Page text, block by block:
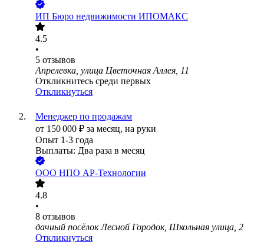
ИП Бюро недвижимости ИПОМАКС
4.5
•
5 отзывов
Апрелевка, улица Цветочная Аллея, 11
Откликнитесь среди первых
Откликнуться
Менеджер по продажам
от 150 000 ₽ за месяц, на руки
Опыт 1-3 года
Выплаты: Два раза в месяц
ООО НПО АР-Технологии
4.8
•
8 отзывов
дачный посёлок Лесной Городок, Школьная улица, 2
Откликнуться